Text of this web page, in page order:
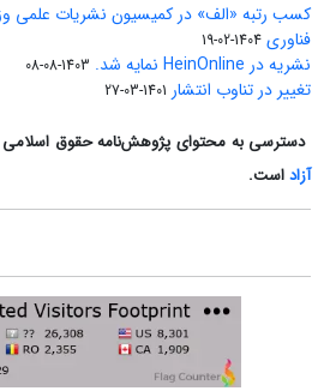
کسب رتبه «الف» در کمیسیون نشریات علمی
فناوری 1404-02-19
نشریه در HeinOnline نمایه شد. 1403-08-08
تغییر در تناوب انتشار 1401-03-27
دسترسی به محتوای پژوهش‌نامه حقوق
آزاداست.